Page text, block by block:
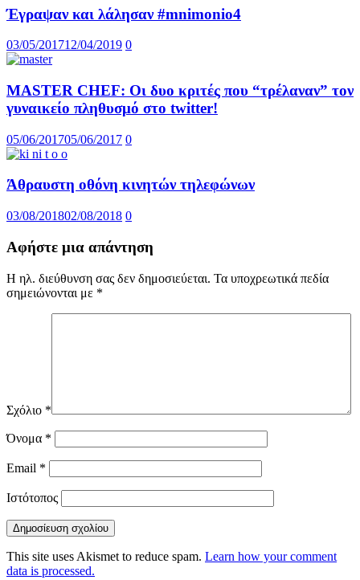
Έγραψαν και λάλησαν #mnimonio4
03/05/201712/04/2019 0
MASTER CHEF: Οι δυο κριτές που “τρέλαναν” τον
γυναικείο πληθυσμό στο twitter!
05/06/201705/06/2017 0
Άθραυστη οθόνη κινητών τηλεφώνων
03/08/201802/08/2018 0
Αφήστε μια απάντηση
Η ηλ. διεύθυνση σας δεν δημοσιεύεται. Τα υποχρεωτικά πεδία
σημειώνονται με *
Σχόλιο *
Όνομα *
Email *
Ιστότοπος
This site uses Akismet to reduce spam. Learn how your comment
data is processed.